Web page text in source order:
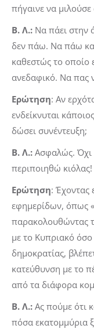
πήγαινε να
Β. Λ.: Να πάει στην
δεν πάω. Να πάω
καθεστώς το οποίο
ανεδαφικό. Να πας
Ερώτηση: Αν
ενδείκνυται
δώσει συνέντευξη;
Β. Λ.: Ασφαλώς.
περιποιηθώ κιόλας!
Ερώτηση: Έχοντας
εφημερίδων, όπως
παρακολουθώντας
με το Κυπριακό
δημοκρατίας,
κατεύθυνση με το
από τα διάφορα
Β. Λ.: Ας πούμε ότι
πόσα εκατομμύρια